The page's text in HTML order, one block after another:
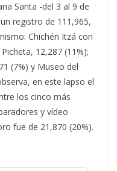
Santa -del 3 al 9 de
registro de 111,965,
Chichén Itzá con
12,287 (11%);
(7%) y Museo del
en este lapso el
los cinco más
y vídeo
fue de 21,870 (20%).